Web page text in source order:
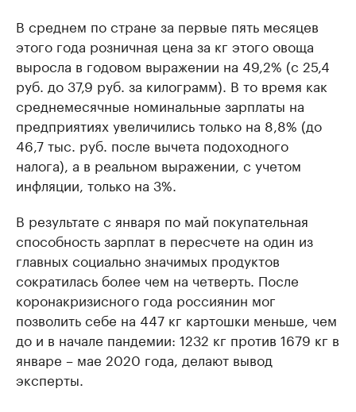
В среднем по стране за первые пять месяцев
этого года розничная цена за кг этого овоща
выросла в годовом выражении на 49,2% (с 25,4
руб. до 37,9 руб. за килограмм). В то время как
среднемесячные номинальные зарплаты на
предприятиях увеличились только на 8,8% (до
46,7 тыс. руб. после вычета подоходного
налога), а в реальном выражении, с учетом
инфляции, только на 3%.
В результате с января по май покупательная
способность зарплат в пересчете на один из
главных социально значимых продуктов
сократилась более чем на четверть. После
коронакризисного года россиянин мог
позволить себе на 447 кг картошки меньше, чем
до и в начале пандемии: 1232 кг против 1679 кг в
январе – мае 2020 года, делают вывод
эксперты.